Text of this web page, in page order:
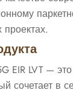
EIR LVT —
сочетает в